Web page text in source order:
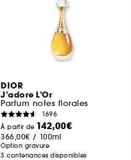
DIOR
J'adore L'Or
Parfum notes florales
1696
À partir de 142,00€
366,00€ / 100ml
Option gravure
3 contenances disponibles